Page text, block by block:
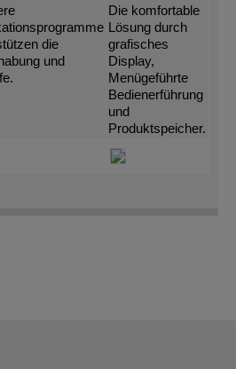
die
und
Die komfortable
Lösung durch
grafisches
Display,
Menügeführte
Bedienerführung
und
Produktspeicher.